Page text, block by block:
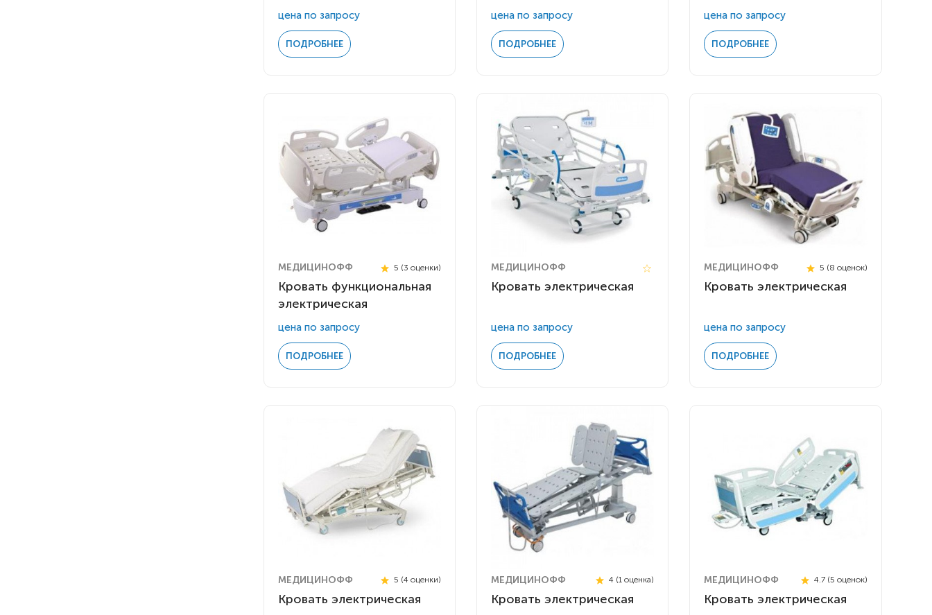
цена по запросу
ПОДРОБНЕЕ
цена по запросу
ПОДРОБНЕЕ
цена по запросу
ПОДРОБНЕЕ
МЕДИЦИНОФФ 5 (3 оценки)
Кровать функциональная
электрическая
цена по запросу
ПОДРОБНЕЕ
МЕДИЦИНОФФ
Кровать электрическая
цена по запросу
ПОДРОБНЕЕ
МЕДИЦИНОФФ 5 (8 оценок)
Кровать электрическая
цена по запросу
ПОДРОБНЕЕ
МЕДИЦИНОФФ 5 (4 оценки)
Кровать электрическая
МЕДИЦИНОФФ 4 (1 оценка)
Кровать электрическая
МЕДИЦИНОФФ 4.7 (5 оценок)
Кровать электрическая